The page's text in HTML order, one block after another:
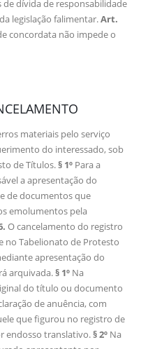
dívida de responsabilidade
legislação falimentar.Art.
concordata não impede o
materiais pelo serviço
do interessado, sob
de Títulos.§ 1º Para a
a apresentação do
de documentos que
emolumentos pela
O cancelamento do registro
no Tabelionato de Protesto
apresentação do
arquivada.§ 1º Na
do título ou documento
de anuência, com
que figurou no registro de
endosso translativo.§ 2º Na